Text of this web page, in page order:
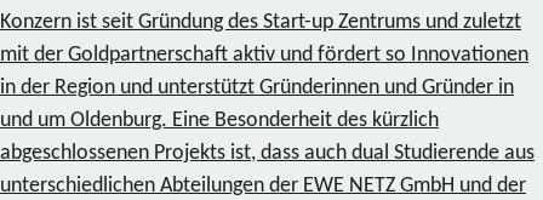
Konzern ist seit Gründung des Start-up Zentrums und zuletzt
mit der Goldpartnerschaft aktiv und fördert so Innovationen
in der Region und unterstützt Gründerinnen und Gründer in
und um Oldenburg. Eine Besonderheit des kürzlich
abgeschlossenen Projekts ist, dass auch dual Studierende aus
unterschiedlichen Abteilungen der EWE NETZ GmbH und der